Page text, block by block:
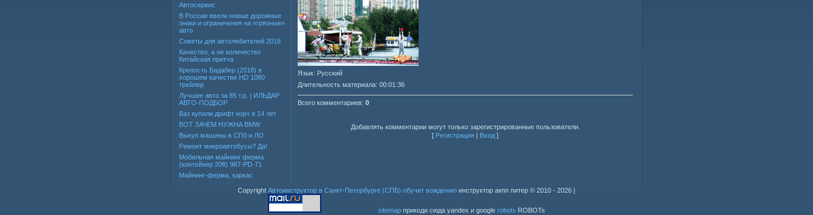
Автосервис
В России ввели новые дорожные
знаки и ограничения на «грязные»
авто
Советы для автолюбителей 2018
Качество, а не количество
Китайская притча
Крепость Бадабер (2018) в
хорошем качестве HD 1080
трейлер
Лучшее авто за 85 т.р. | ИЛЬДАР
АВТО-ПОДБОР
Ваз купили дрифт корч в 14 лет
ВОТ ЗАЧЕМ НУЖНА BMW
Выкуп машины в СПб и ЛО
Ремонт микроавтобусы? Да!
Мобильная майнинг ферма
(контейнер 20ft) 987-PD-71
Майнинг-ферма, каркас
Язык: Русский
Длительность материала: 00:01:36
Всего комментариев: 0
Добавлять комментарии могут только зарегистрированные пользователи.
[ Регистрация | Вход ]
Copyright Автоинструктор в Санкт-Петербурге (СПБ) обучит вождению инструктор акпп питер © 2010 - 2026 |
sitemap прикоди сюда yandex и google robots ROBOTs